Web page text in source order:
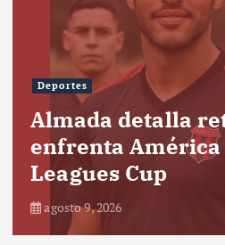
Deportes
Almada detalla
enfrenta América
Leagues Cup
agosto 9, 2026